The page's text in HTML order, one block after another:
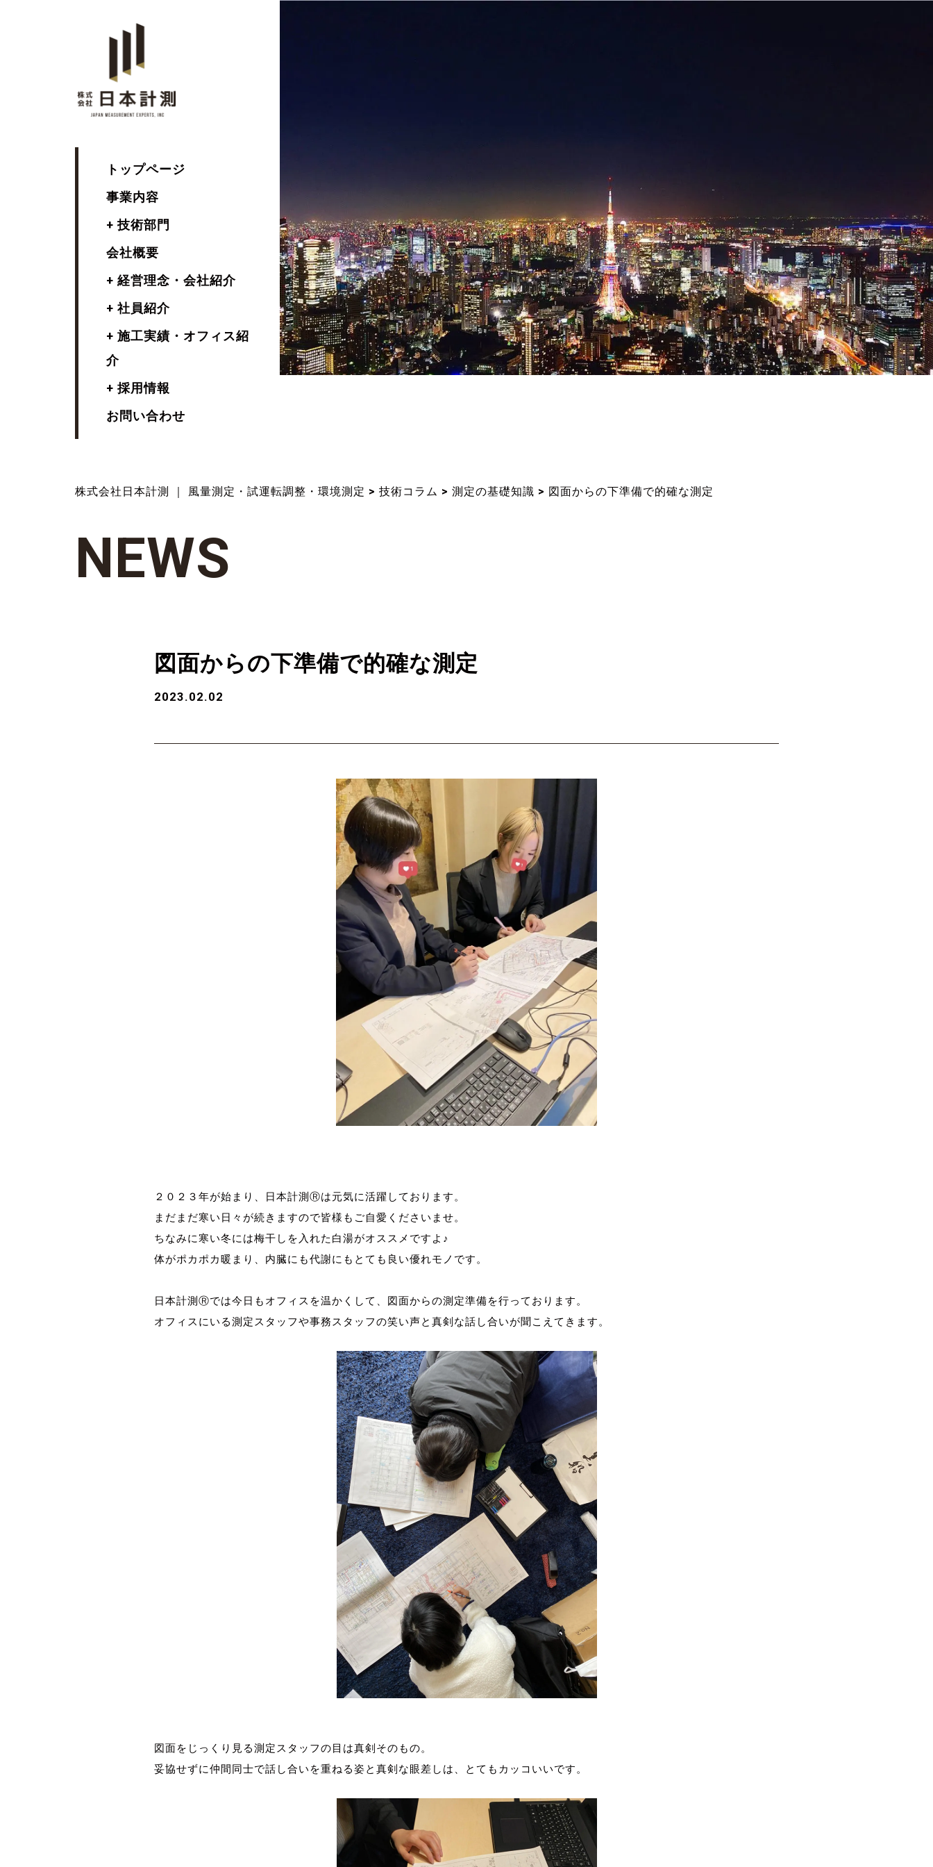
トップページ
事業内容
+ 技術部門
会社概要
+ 経営理念・会社紹介
+ 社員紹介
+ 施工実績・オフィス紹
介
+ 採用情報
お問い合わせ
株式会社日本計測 ｜ 風量測定・試運転調整・環境測定 > 技術コラム > 測定の基礎知識 > 図面からの下準備で的確な測定
NEWS
図面からの下準備で的確な測定
2023.02.02
２０２３年が始まり、日本計測Ⓡは元気に活躍しております。
まだまだ寒い日々が続きますので皆様もご自愛くださいませ。
ちなみに寒い冬には梅干しを入れた白湯がオススメですよ♪
体がポカポカ暖まり、内臓にも代謝にもとても良い優れモノです。
日本計測Ⓡでは今日もオフィスを温かくして、図面からの測定準備を行っております。
オフィスにいる測定スタッフや事務スタッフの笑い声と真剣な話し合いが聞こえてきます。
図面をじっくり見る測定スタッフの目は真剣そのもの。
妥協せずに仲間同士で話し合いを重ねる姿と真剣な眼差しは、とてもカッコいいです。